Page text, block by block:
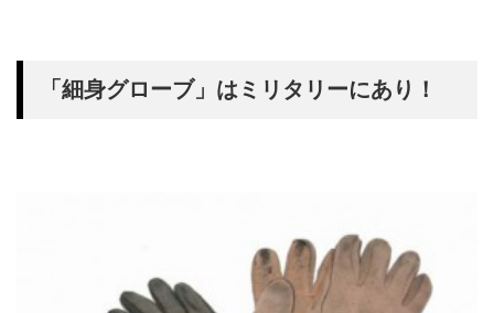
「細身グローブ」はミリタリーにあり！